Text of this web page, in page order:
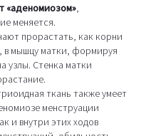
«аденомиозом»,
меняется.
прорастать, как корни
в мышцу матки, формируя
узлы. Стенка матки
ткань также умеет
менструации
и внутри этих ходов